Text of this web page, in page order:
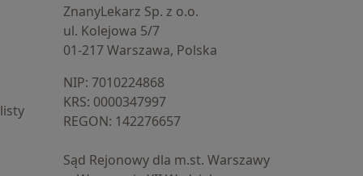
ZnanyLekarz Sp. z o.o.
ul. Kolejowa 5/7
01-217 Warszawa, Polska
NIP: ⁠7010224868
KRS: ⁠0000347997
REGON: ⁠142276657
Sąd Rejonowy dla m.st. Warszawy